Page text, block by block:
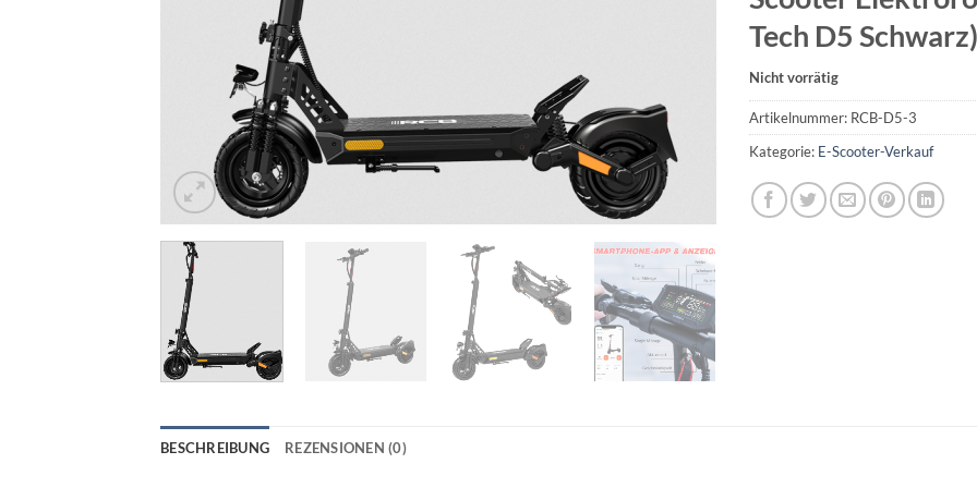
Tech D5 Schwarz)
Nicht vorrätig
Artikelnummer: RCB-D5-3
Kategorie: E-Scooter-Verkauf
BESCHREIBUNG REZENSIONEN (0)